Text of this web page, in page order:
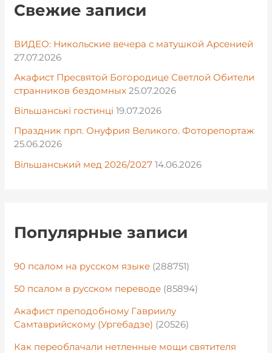
Свежие записи
ВИДЕО: Никольские вечера с матушкой Арсенией
27.07.2026
Акафист Пресвятой Богородице Светлой Обители
странников бездомных 25.07.2026
Вільшанські гостинці 19.07.2026
Праздник прп. Онуфрия Великого. Фоторепортаж
25.06.2026
Вільшанський мед 2026/2027 14.06.2026
Популярные записи
90 псалом на русском языке (288751)
50 псалом в русском переводе (85894)
Акафист преподобному Гавриилу
Самтаврийскому (Ургебадзе) (20526)
Как переоблачали нетленные мощи святителя